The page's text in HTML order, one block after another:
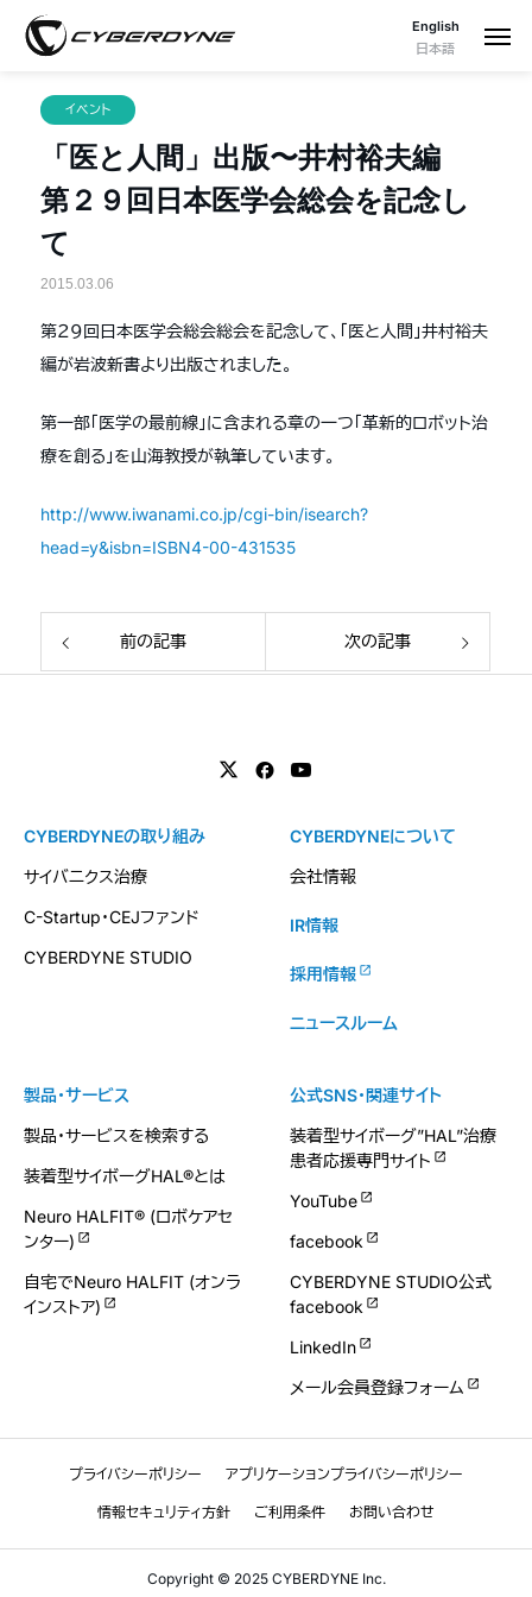
English
日本語
イベント
「医と人間」出版〜井村裕夫編
第２９回日本医学会総会を記念し
て
2015.03.06
第２９回日本医学会総会総会を記念して、「医と人間」井村裕夫
編が岩波新書より出版されました。
第一部「医学の最前線」に含まれる章の一つ「革新的ロボット治
療を創る」を山海教授が執筆しています。
http://www.iwanami.co.jp/cgi-bin/isearch?
head=y&isbn=ISBN4-00-431535
前の記事 次の記事
製品・サービス
製品・サービスを検索する
装着型サイボーグHAL®とは
Neuro HALFIT® (ロボケアセ
ンター)
自宅でNeuro HALFIT (オンラ
インストア)
CYBERDYNEの取り組み
サイバニクス治療
C-Startup・CEJファンド
CYBERDYNE STUDIO
CYBERDYNEについて
会社情報
IR情報
採用情報
ニュースルーム
公式SNS・関連サイト
装着型サイボーグ”HAL”治療
患者応援専門サイト
YouTube
facebook
CYBERDYNE STUDIO公式
facebook
LinkedIn
メール会員登録フォーム
プライバシーポリシー アプリケーションプライバシーポリシー
情報セキュリティ方針 ご利用条件 お問い合わせ
Copyright © 2025 CYBERDYNE Inc.